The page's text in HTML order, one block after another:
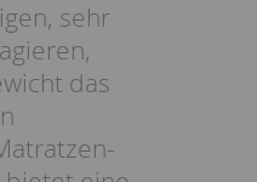
sehr
das